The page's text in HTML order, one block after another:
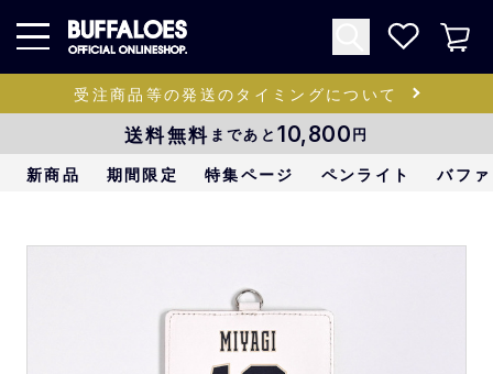
受注商品等の発送のタイミングについて
送料無料 まであと 10,800円
新商品 期間限定 特集ページ ペンライト バフ